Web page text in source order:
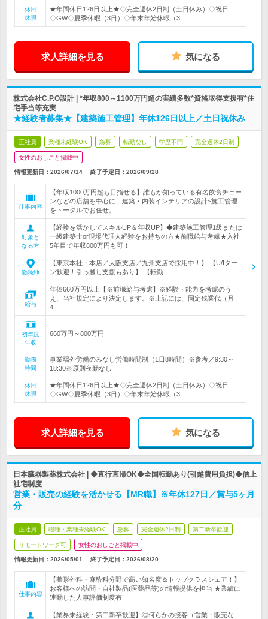
休日
休暇
★年間休日126日以上★◇完全週休2日制（土日休み）◇祝日
◇GW◇夏季休暇（3日）◇年末年始休暇（3…
求人詳細を見る 気になる
株式会社C.P.O設計 | *年収800～1100万円超の実績多数*資格取得支援有*住
宅手当等充実
★経験者募集★【建築施工管理】年休126日以上／土日祝休み
正社員 業種未経験OK 急募 転勤なし 学歴不問 完全週休2日制
女性のおしごと掲載中
情報更新日：2026/07/14 終了予定日： 2026/09/28
仕事内容
【年収1000万円超も目指せる】誰もが知っている有名飲食チェー
ンなどの店舗を中心に、建築・内装インテリアの設計~施工管理
をトータルでお任せ。
対象と
なる方
【経験を活かしてスキルUP＆年収UP】◆建築施工管理1級または
一級建築士or現場代理人経験をお持ちの方★前職給与考慮★入社
5年目で年収800万円も可！
勤務地
【東京本社・本店／大阪支店／九州支店で採用中！】 【U/Iター
ン歓迎！引っ越し支援もあり】 【転勤…
給与
年俸660万円以上【※前職給与考慮】※経験・能力を考慮のう
え、当社規定により決定します。※上記には、固定残業代（月
4…
初年度
年収
660万円～800万円
勤務
時間
事業場外労働のみなし労働時間制（1日8時間）※参考／9:30～
18:30※原則夜勤なし
休日
休暇
★年間休日126日以上★◇完全週休2日制（土日休み）◇祝日
◇GW◇夏季休暇（3日）◇年末年始休暇（3…
求人詳細を見る 気になる
日本臓器製薬株式会社 | ◆直行直帰OK◆全国転勤あり(引越費用負担)◆借上
社宅制度
営業・販売の経験を活かせる【MR職】※年休127日／賞与5ヶ月
分
正社員 職種・業種未経験OK 急募 完全週休2日制 第二新卒歓迎
リモートワーク可 女性のおしごと掲載中
情報更新日：2026/05/01 終了予定日： 2026/08/20
仕事内容
【整形外科・麻酔科分野で高い知名度＆トップクラスシェア！】
お客様への訪問・自社製品(医薬品等)の情報提供を担当 ★業績に
連動した人事評価制度有
【業界未経験・第二新卒歓迎】◎何らかの接客（営業・販売な